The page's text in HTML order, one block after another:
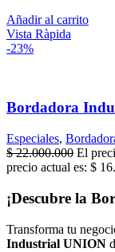
Añadir al carrito
Vista Ràpida
-23%
Bordadora
Especiales,
$22.000.000 El
precio actual es: $
¡Descubre la
Transforma tu
Industrial UNION